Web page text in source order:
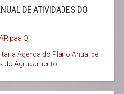
DE ATIVIDADES DO
a Agenda do Plano Anual de
do Agrupamento